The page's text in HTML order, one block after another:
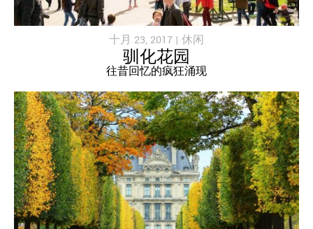
十月 23, 2017 | 休闲
驯化花园
往昔回忆的疯狂涌现